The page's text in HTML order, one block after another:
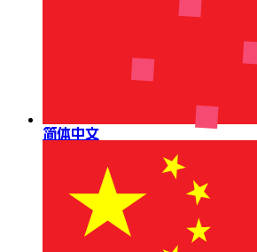
简体中文